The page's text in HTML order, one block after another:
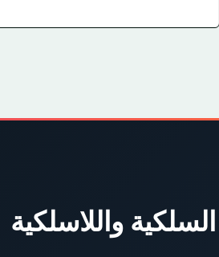
واللاسلكية